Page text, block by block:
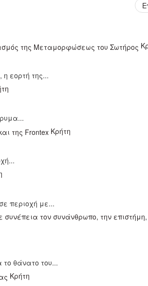
εορτή της...
Κρήτη
περιοχή με...
θάνατο του...
Κρήτη